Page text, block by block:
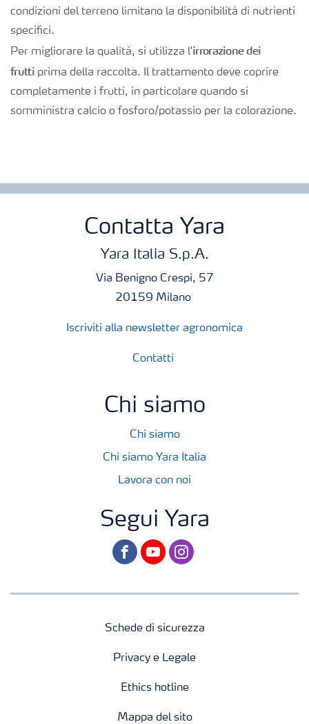
Calcolatore efficienza Azoto
Agricoltura rigenerativa
condizioni del terreno limitano la disponibilità di nutrienti
specifici.
Per migliorare la qualità, si utilizza l'irrorazione dei
fruttiprima della raccolta. Il trattamento deve coprire
completamente i frutti, in particolare quando si
somministra calcio o fosforo/potassio per la colorazione.
Contatta Yara
Yara Italia S.p.A.
Via Benigno Crespi, 57
20159 Milano
Iscriviti alla newsletter agronomica
Contatti
Chi siamo
Chi siamo
Chi siamo Yara Italia
Lavora con noi
Segui Yara
facebookyoutubeinstagram
Schede di sicurezza
Privacy e Legale
Ethics hotline
Mappa del sito